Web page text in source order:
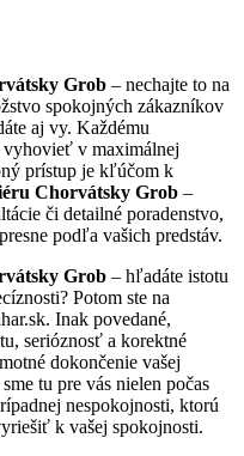
Grob – nechajte to na
spokojných zákazníkov
aj vy. Každému
vyhovieť v maximálnej
prístup je kľúčom k
Chorvátsky Grob –
či detailné poradenstvo,
podľa vašich predstáv.
Grob – hľadáte istotu
Potom ste na
Inak povedané,
serióznosť a korektné
dokončenie vašej
tu pre vás nielen počas
nespokojnosti, ktorú
k vašej spokojnosti.